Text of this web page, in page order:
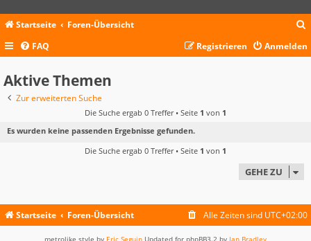
Startseite Foren-Übersicht
c
FAQ Anmelden
Registrieren
Aktive Themen
Zur erweiterten Suche
Die Suche ergab 0 Treffer • Seite 1 von 1
Es wurden keine passenden Ergebnisse gefunden.
Die Suche ergab 0 Treffer • Seite 1 von 1
GEHE ZU
Startseite Foren-Übersicht Alle Zeiten sind UTC+02:00